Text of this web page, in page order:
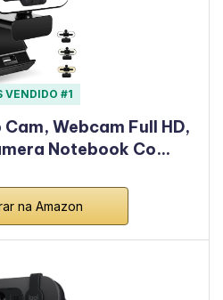
VENDIDO #1
Webcam Full HD,
Notebook Co…
na Amazon